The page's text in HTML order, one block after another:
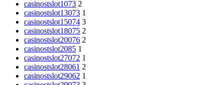
casinostslot1073 2
casinostslot13073 1
casinostslot15074 3
casinostslot18075 2
casinostslot20076 2
casinostslot2085 1
casinostslot27072 1
casinostslot28061 2
casinostslot29062 1